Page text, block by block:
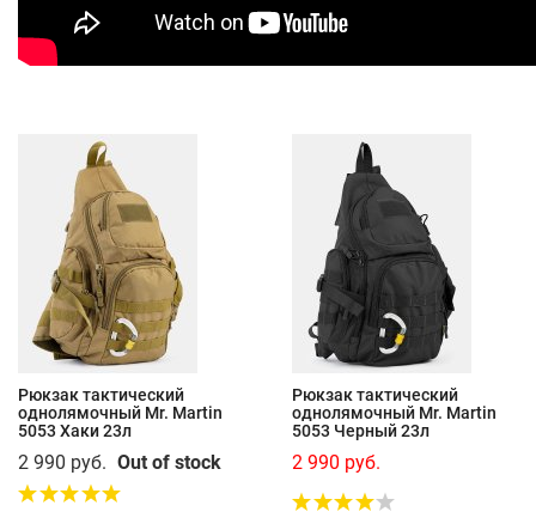
Рюкзак тактический
однолямочный Mr. Martin
5053 Хаки 23л
2 990 руб. Out of stock
Рюкзак тактический
однолямочный Mr. Martin
5053 Черный 23л
2 990 руб.